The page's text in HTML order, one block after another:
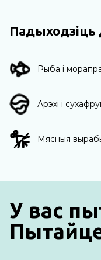
Падыходзіць
Рыба і
Арэхі і
Мясныя
У вас